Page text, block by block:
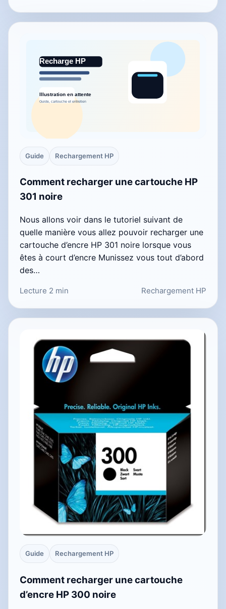
Guide Rechargement HP
Comment recharger une cartouche HP
301 noire
Nous allons voir dans le tutoriel suivant de
quelle manière vous allez pouvoir recharger une
cartouche d’encre HP 301 noire lorsque vous
êtes à court d’encre Munissez vous tout d’abord
des…
Lecture 2 min Rechargement HP
Guide Rechargement HP
Comment recharger une cartouche
d’encre HP 300 noire